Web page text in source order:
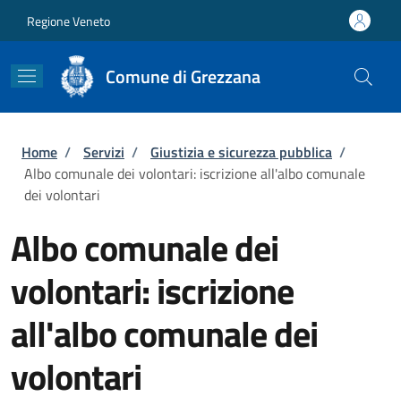
Regione Veneto
Comune di Grezzana
Briciole di pane
Home / Servizi / Giustizia e sicurezza pubblica /
Albo comunale dei volontari: iscrizione all'albo comunale
dei volontari
Albo comunale dei
volontari: iscrizione
all'albo comunale dei
volontari